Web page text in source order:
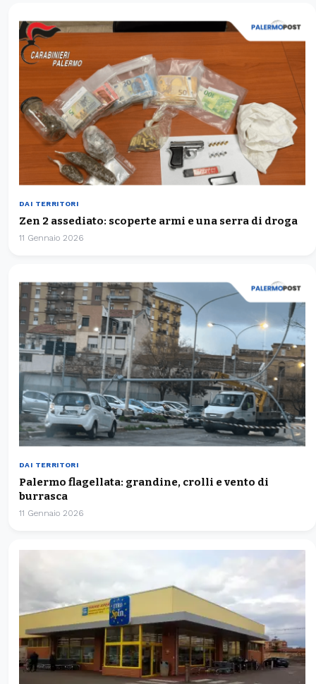
DAI TERRITORI
Zen 2 assediato: scoperte armi e una serra di droga
11 Gennaio 2026
DAI TERRITORI
Palermo flagellata: grandine, crolli e vento di
burrasca
11 Gennaio 2026